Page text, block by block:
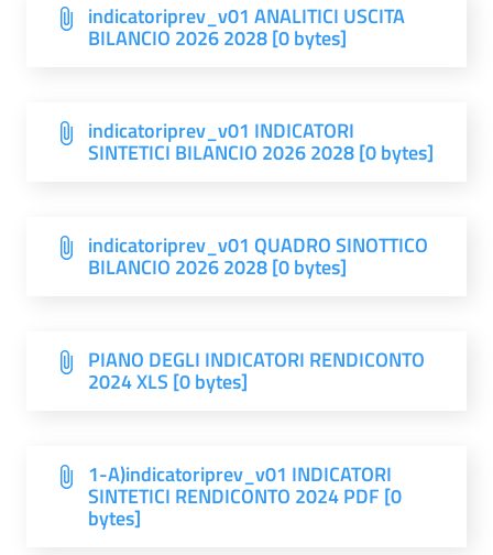
indicatoriprev_v01 ANALITICI USCITA
BILANCIO 2026 2028 [0 bytes]
indicatoriprev_v01 INDICATORI
SINTETICI BILANCIO 2026 2028 [0 bytes]
indicatoriprev_v01 QUADRO SINOTTICO
BILANCIO 2026 2028 [0 bytes]
PIANO DEGLI INDICATORI RENDICONTO
2024 XLS [0 bytes]
1-A)indicatoriprev_v01 INDICATORI
SINTETICI RENDICONTO 2024 PDF [0
bytes]